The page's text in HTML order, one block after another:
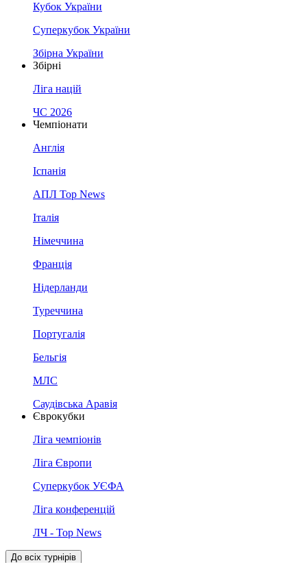
Кубок України
Суперкубок України
Збірна України
Збірні
Ліга націй
ЧС 2026
Чемпіонати
Англія
Іспанія
АПЛ Top News
Італія
Німеччина
Франція
Нідерланди
Туреччина
Португалія
Бельгія
МЛС
Саудівська Аравія
Єврокубки
Ліга чемпіонів
Ліга Європи
Суперкубок УЄФА
Ліга конференцій
ЛЧ - Top News
До всіх турнірів